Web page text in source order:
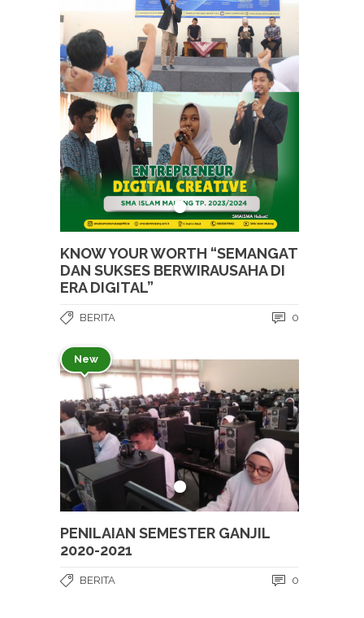
KNOW YOUR WORTH “SEMANGAT
DAN SUKSES BERWIRAUSAHA DI
ERA DIGITAL”
BERITA 0
New
PENILAIAN SEMESTER GANJIL
2020-2021
BERITA 0